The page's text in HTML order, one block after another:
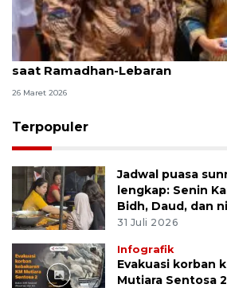
DPR apresiasi Komdigi sukses
saat Ramadhan-Lebaran
26 Maret 2026
Terpopuler
Jadwal puasa
lengkap: Senin
Bidh, Daud, dan
31 Juli 2026
Infografik
Evakuasi korban
Mutiara Sentosa 2